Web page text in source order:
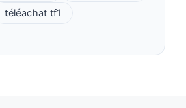
téléachat tf1